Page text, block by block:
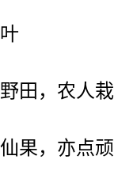
田，农人栽
果，亦点顽